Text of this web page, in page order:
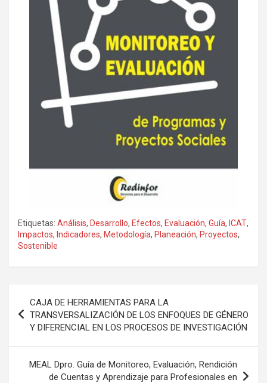
Etiquetas: Análisis, Desarrollo, Efectos, Evaluación, Guía, ICAT,
Impactos, Indicadores, Metodología, Planeación, Proyectos,
Sostenible
de
entradas
CAJA DE HERRAMIENTAS PARA LA
TRANSVERSALIZACIÓN DE LOS ENFOQUES DE GÉNERO
Y DIFERENCIAL EN LOS PROCESOS DE INVESTIGACIÓN
MEAL Dpro. Guía de Monitoreo, Evaluación, Rendición
de Cuentas y Aprendizaje para Profesionales en